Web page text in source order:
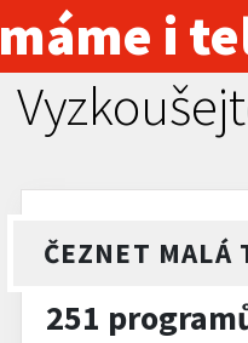
máme i
ČEZNET MALÁ
251